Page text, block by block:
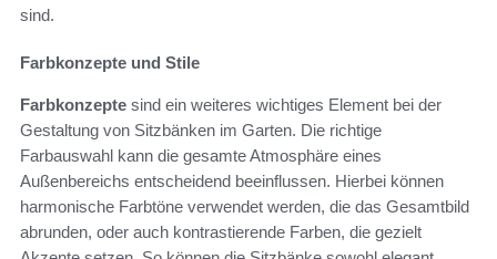
sind.
Farbkonzepte und Stile
Farbkonzepte sind ein weiteres wichtiges Element bei der
Gestaltung von Sitzbänken im Garten. Die richtige
Farbauswahl kann die gesamte Atmosphäre eines
Außenbereichs entscheidend beeinflussen. Hierbei können
harmonische Farbtöne verwendet werden, die das Gesamtbild
abrunden, oder auch kontrastierende Farben, die gezielt